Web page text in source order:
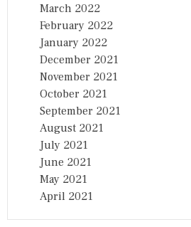
March 2022
February 2022
January 2022
December 2021
November 2021
October 2021
September 2021
August 2021
July 2021
June 2021
May 2021
April 2021